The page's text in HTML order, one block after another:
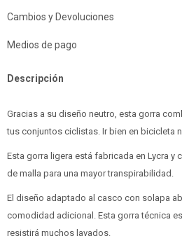
Cambios y Devoluciones
Medios de pago
Descripción
Gracias a su diseño neutro, esta gorra
tus conjuntos ciclistas. Ir bien en bicicleta
Esta gorra ligera está fabricada en Lycra y
de malla para una mayor transpirabilidad.
El diseño adaptado al casco con solapa
comodidad adicional. Esta gorra técnica
resistirá muchos lavados.